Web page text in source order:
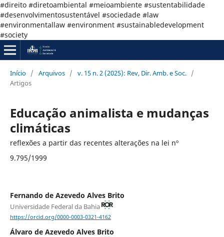
#direito #diretoambiental #meioambiente #sustentabilidade
#desenvolvimentosustentável #sociedade #law
#environmentallaw #environment #sustainabledevelopment
#society
Início / Arquivos / v. 15 n. 2 (2025): Rev, Dir. Amb. e Soc. /
Artigos
Educação animalista e mudanças
climáticas
reflexões a partir das recentes alterações na lei nº
9.795/1999
Fernando de Azevedo Alves Brito
Universidade Federal da Bahia
https://orcid.org/0000-0003-0321-4162
Álvaro de Azevedo Alves Brito